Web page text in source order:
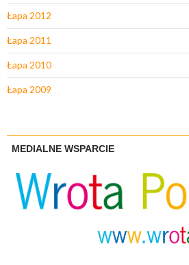
Łapa 2012
Łapa 2011
Łapa 2010
Łapa 2009
MEDIALNE WSPARCIE